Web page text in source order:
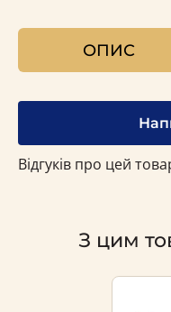
ОПИС
Відгуків про цей
З цим